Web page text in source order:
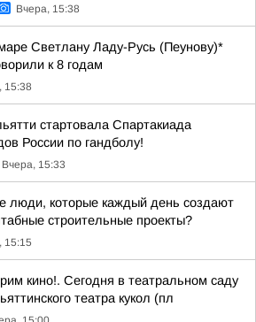
Вчера, 15:38
Светлану Ладу-Русь (Пеунову)*
к 8 годам
15:38
стартовала Спартакиада
России по гандболу!
Вчера, 15:33
люди, которые каждый день создают
строительные проекты?
15:15
кино!. Сегодня в театральном саду
театра кукол (пл